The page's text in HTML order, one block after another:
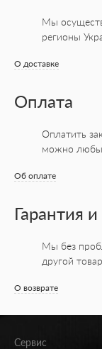
Мы
регионы
О доставке
Оплата
Оплатить
можно
Об оплате
Гарантия
Мы без
другой
О возврате
Сервис